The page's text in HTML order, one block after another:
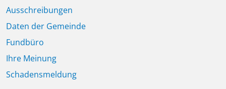
Ausschreibungen
Daten der Gemeinde
Fundbüro
Ihre Meinung
Schadensmeldung